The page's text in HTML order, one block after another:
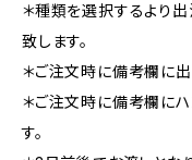
＊種類を選択するより
致します。
＊ご注文時に備考欄に
＊ご注文時に備考欄に
す。